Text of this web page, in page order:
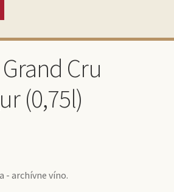
Cru
(0,75l)
- archívne víno.